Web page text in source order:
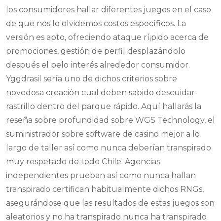
los consumidores hallar diferentes juegos en el caso
de que nos lo olvidemos costos específicos. La
versión es apto, ofreciendo ataque rí¡pido acerca de
promociones, gestión de perfil desplazándolo
después el pelo interés alrededor consumidor.
Yggdrasil serí­a uno de dichos criterios sobre
novedosa creación cual deben sabido descuidar
rastrillo dentro del parque rápido. Aquí hallarás la
reseña sobre profundidad sobre WGS Technology, el
suministrador sobre software de casino mejor a lo
largo de taller así­ como nunca deberían transpirado
muy respetado de todo Chile. Agencias
independientes prueban así­ como nunca hallan
transpirado certifican habitualmente dichos RNGs,
asegurándose que las resultados de estas juegos son
aleatorios y no ha transpirado nunca ha transpirado